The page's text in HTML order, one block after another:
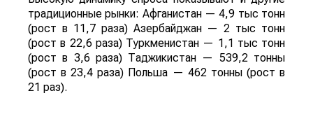
традиционные рынки: Афганистан — 4,9 тыс тонн
(рост в 11,7 раза) Азербайджан — 2 тыс тонн
(рост в 22,6 раза) Туркменистан — 1,1 тыс тонн
(рост в 3,6 раза) Таджикистан — 539,2 тонны
(рост в 23,4 раза) Польша — 462 тонны (рост в
21 раз).